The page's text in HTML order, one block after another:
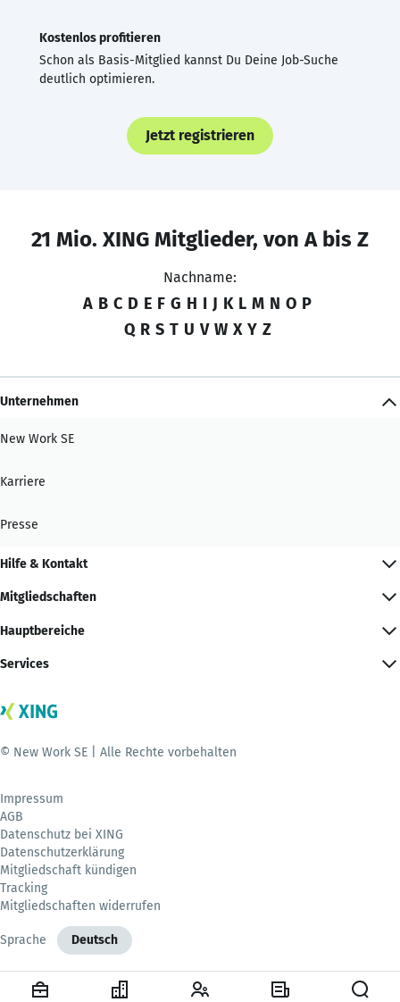
Kostenlos profitieren
Schon als Basis-Mitglied kannst Du Deine Job-Suche
deutlich optimieren.
Jetzt registrieren
21 Mio. XING Mitglieder, von A bis Z
Nachname:
A B C D E F G H I J K L M N O P
Q R S T U V W X Y Z
Unternehmen
New Work SE
Karriere
Presse
Hilfe & Kontakt
Mitgliedschaften
Hauptbereiche
Services
© New Work SE | Alle Rechte vorbehalten
Impressum
AGB
Datenschutz bei XING
Datenschutzerklärung
Mitgliedschaft kündigen
Tracking
Mitgliedschaften widerrufen
Sprache Deutsch